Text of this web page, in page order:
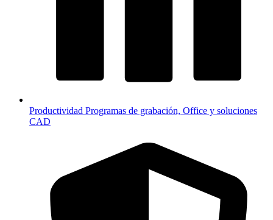
Productividad Programas de grabación, Office y soluciones
CAD